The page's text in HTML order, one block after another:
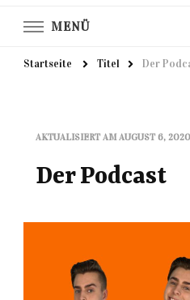
MENÜ
Startseite Titel Der
AKTUALISIERT AM AUGUST 6, 2020
Der Podcast